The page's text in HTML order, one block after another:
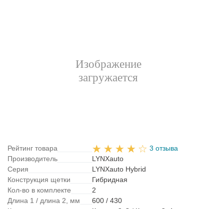
Рейтинг товара
3 отзыва
Производитель
LYNXauto
Серия
LYNXauto Hybrid
Конструкция щетки
Гибридная
Кол-во в комплекте
2
Длина 1 / длина 2, мм
600 / 430